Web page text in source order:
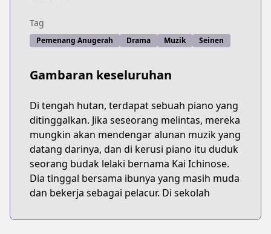
Tag
Pemenang Anugerah Drama Muzik Seinen
Gambaran keseluruhan
Di tengah hutan, terdapat sebuah piano yang
ditinggalkan. Jika seseorang melintas, mereka
mungkin akan mendengar alunan muzik yang
datang darinya, dan di kerusi piano itu duduk
seorang budak lelaki bernama Kai Ichinose.
Dia tinggal bersama ibunya yang masih muda
dan bekerja sebagai pelacur. Di sekolah